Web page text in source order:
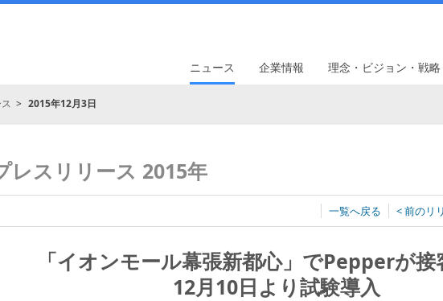
ニュース 企業情報 理念・ビジョン・戦略
2015年12月3日
レスリリース 2015年
一覧へ戻る < 前のリ
「イオンモール幕張新都心」でPepperが接
12月10日より試験導入